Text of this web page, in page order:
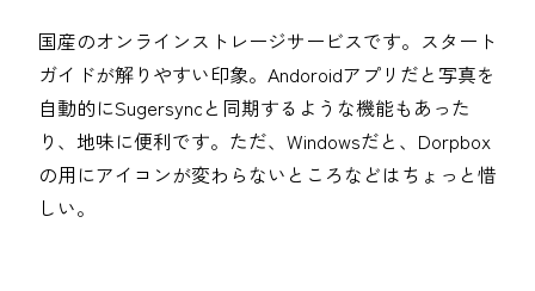
国産のオンラインストレージサービスです。スタート
ガイドが解りやすい印象。Andoroidアプリだと写真を
自動的にSugersyncと同期するような機能もあった
り、地味に便利です。ただ、Windowsだと、Dorpbox
の用にアイコンが変わらないところなどはちょっと惜
しい。